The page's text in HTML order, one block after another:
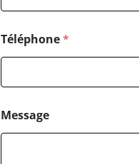
Téléphone*
Message